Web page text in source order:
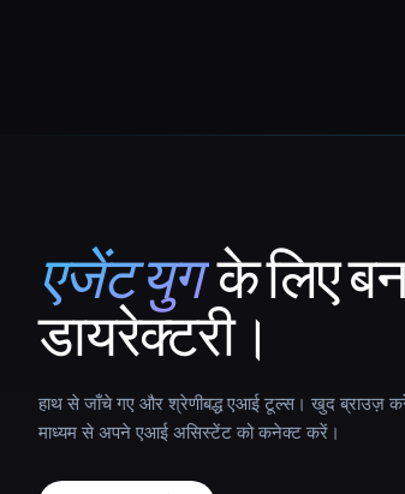
That AI Collection
एजेंट युग के लिए
डायरेक्टरी।
हाथ से जाँचे गए और श्रेणीबद्ध एआई टूल्स। खुद ब्राउज़
माध्यम से अपने एआई असिस्टेंट को कनेक्ट करें।